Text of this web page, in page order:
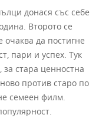
донася със себе
Второто се
очаква да постигне
пари и успех. Тук
стара ценностна
против старо по
семеен филм.